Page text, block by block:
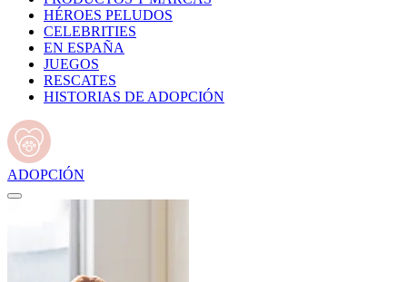
HÉROES PELUDOS
CELEBRITIES
EN ESPAÑA
JUEGOS
RESCATES
HISTORIAS DE ADOPCIÓN
ADOPCIÓN